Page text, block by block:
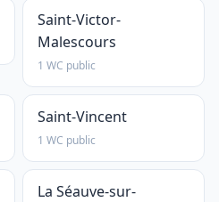
Saint-Victor-
Malescours
1 WC public
Saint-Vincent
1 WC public
La Séauve-sur-